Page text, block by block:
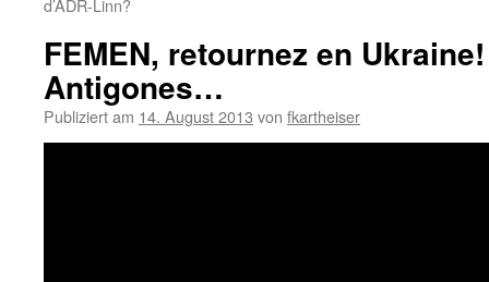
d’ADR-Linn?
FEMEN, retournez en
Antigones…
Publiziert am 14. August 2013 von fkartheiser